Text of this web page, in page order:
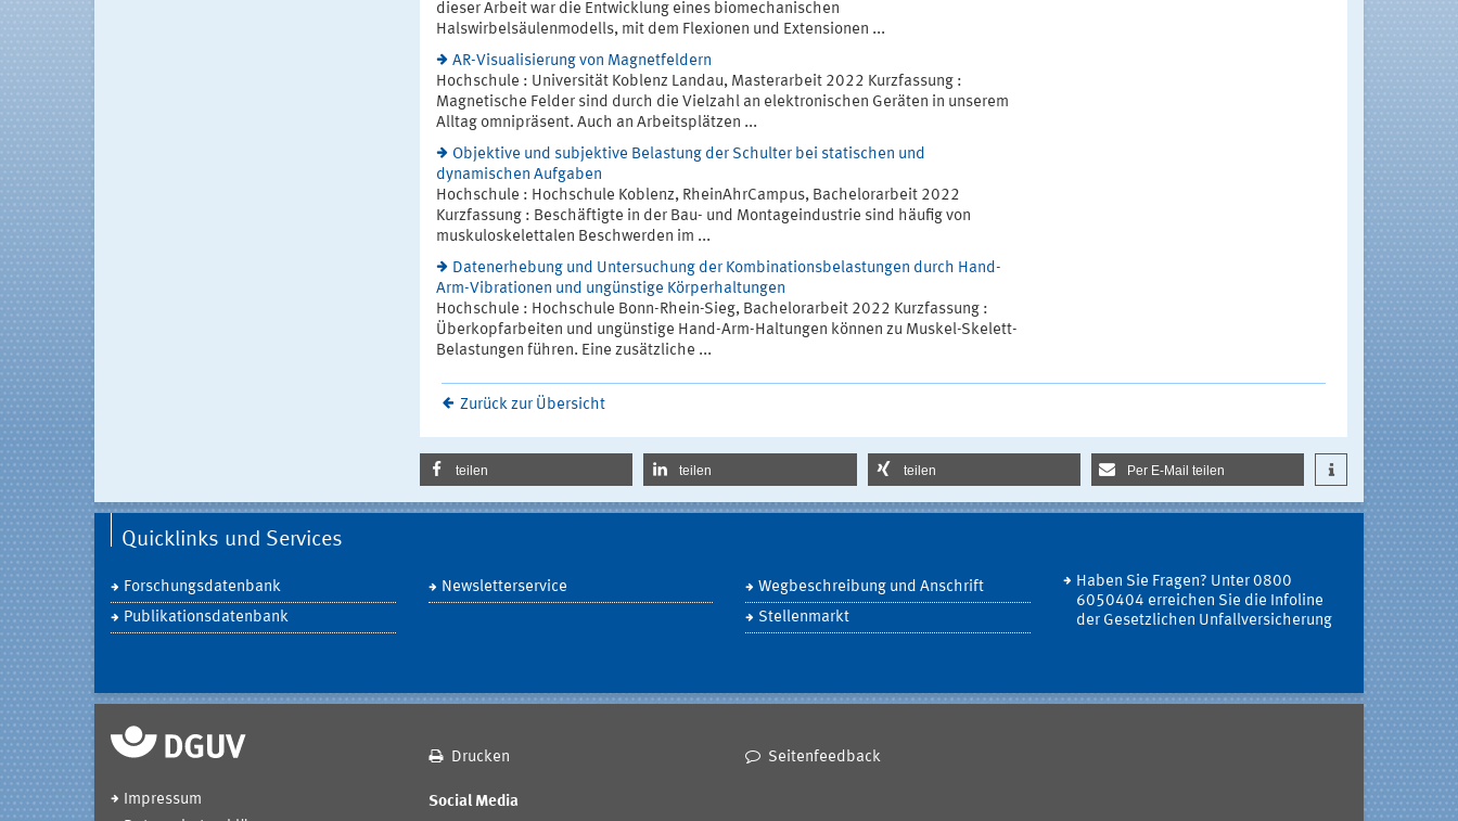
dieser Arbeit war die Entwicklung eines biomechanischen
Halswirbelsäulenmodells, mit dem Flexionen und Extensionen ...
AR-Visualisierung von Magnetfeldern
Hochschule : Universität Koblenz Landau, Masterarbeit 2022 Kurzfassung :
Magnetische Felder sind durch die Vielzahl an elektronischen Geräten in unserem
Alltag omnipräsent. Auch an Arbeitsplätzen ...
Objektive und subjektive Belastung der Schulter bei statischen und
dynamischen Aufgaben
Hochschule : Hochschule Koblenz, RheinAhrCampus, Bachelorarbeit 2022
Kurzfassung : Beschäftigte in der Bau- und Montageindustrie sind häufig von
muskuloskelettalen Beschwerden im ...
Datenerhebung und Untersuchung der Kombinationsbelastungen durch Hand-
Arm-Vibrationen und ungünstige Körperhaltungen
Hochschule : Hochschule Bonn-Rhein-Sieg, Bachelorarbeit 2022 Kurzfassung :
Überkopfarbeiten und ungünstige Hand-Arm-Haltungen können zu Muskel-Skelett-
Belastungen führen. Eine zusätzliche ...
Zurück zur Übersicht
teilen teilen teilen Per E-Mail teilen
Quicklinks und Services
Forschungsdatenbank
Publikationsdatenbank
Newsletterservice
Wegbeschreibung und Anschrift
Stellenmarkt
Haben Sie Fragen? Unter 0800
6050404 erreichen Sie die Infoline
der Gesetzlichen Unfallversicherung
Drucken Seitenfeedback
Impressum
Social Media